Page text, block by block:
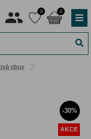
0 0
obuv
-30%
AKCE